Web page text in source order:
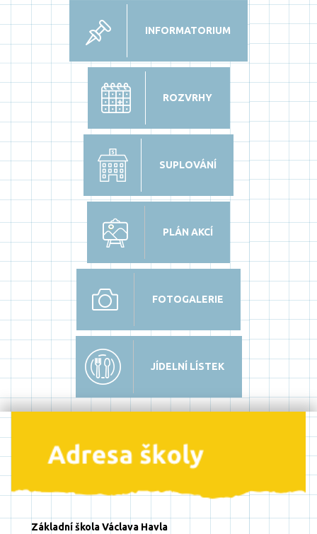
INFORMATORIUM
ROZVRHY
SUPLOVÁNÍ
PLÁN AKCÍ
FOTOGALERIE
JÍDELNÍ LÍSTEK
Základní škola Václava Havla